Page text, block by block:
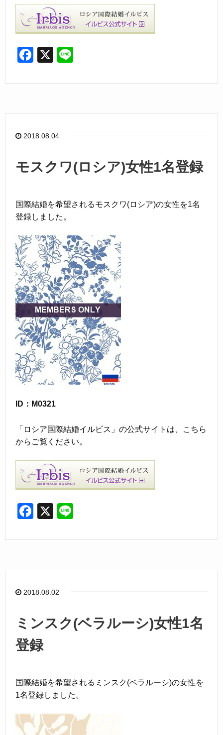
F
c
b
o
k
X
e
2018.08.04
モスクワ(ロシア)女性1名登録
国際結婚を希望されるモスクワ(ロシア)の女性を1名
登録しました。
ID：M0321
「ロシア国際結婚イルビス」の公式サイトは、こちら
からご覧ください。
F
c
b
o
k
X
e
2018.08.02
ミンスク(ベラルーシ)女性1名
登録
国際結婚を希望されるミンスク(ベラルーシ)の女性を
1名登録しました。